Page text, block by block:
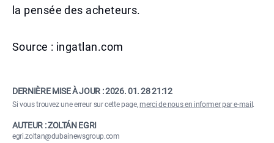
la pensée des acheteurs.
Source : ingatlan.com
DERNIÈRE MISE À JOUR :2026. 01. 28 21:12
Si vous trouvez une erreur sur cette page,merci de nous en informer par e-mail .
AUTEUR : ZOLTÁN EGRI
egri.zoltan@dubainewsgroup.com